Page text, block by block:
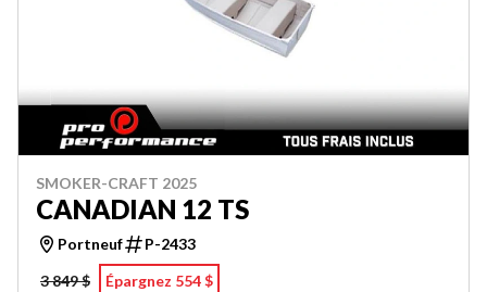
SMOKER-CRAFT 2025
CANADIAN 12 TS
Portneuf
P-2433
3 849 $
Épargnez 554 $